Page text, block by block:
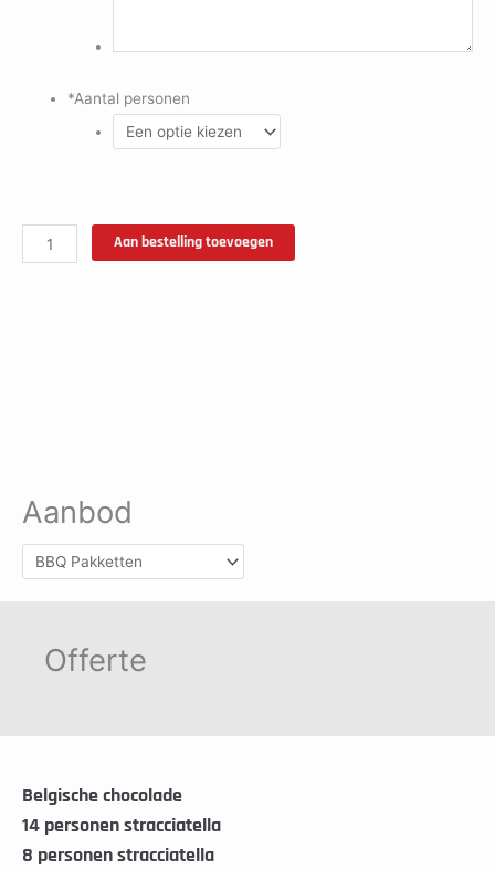
*Aantal personen
Aan bestelling toevoegen
Aanbod
Offerte
Belgische chocolade
14 personen stracciatella
8 personen stracciatella